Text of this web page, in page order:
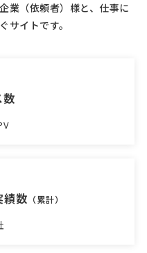
業（依頼者）様と、仕事に
サイトです。
数
績数 （累計）
依頼地域 東京都
労務士への相談・問合
労務士
保険手続き 給与計算 助成金
10名 [依頼・相談内容] 社員が
などをアウトソーシングした
野に …